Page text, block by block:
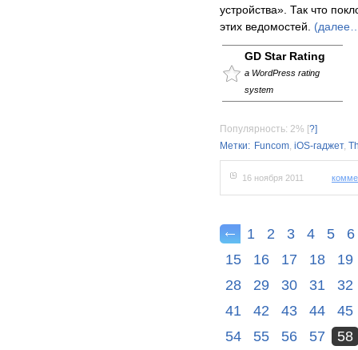
устройства». Так что
этих ведомостей.
GD Star Rating
a WordPress rating
system
Популярность: 2% [?]
Метки: Funcom, iOS-гаджет,
16 ноября 2011
1 2 3 4 5
6
15
16 17 18
19
28
29 30 31
32
41
42 43 44
45
54
55 56 57 58